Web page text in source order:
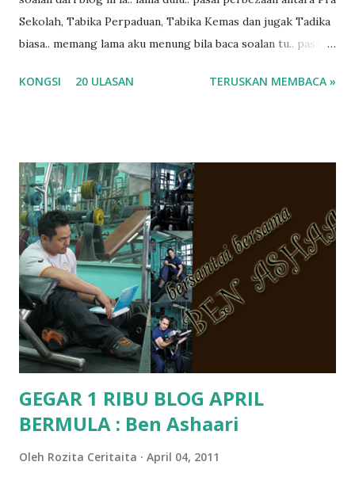
Sekolah, Tabika Perpaduan, Tabika Kemas dan jugak Tadika
biasa.. memang lama aku menung bila baca soalan tu.. pasal
ko.. masa tu aku baru je ada anak sorang dan aku hentam je
tanya sapa-sapa pun masa tu.. bila fikir-fikirkan balik terasa
jugak masa alahai teruknya kami sebagai ibubapa.. dan kami
terasa jugak semakin teruk bila abg long dah masuk 2 tahun
kat salah satu tadika swasta ni.. tapi nampaknya kenal huruf
pun tak tau.. pengsan aku bila ingat balik.. aku mula fikir
mungkin sebab abg long sendiri jenis budak yang ada
masalah dyslexia.. tapi minor la.. nanti la aku cerita pasal
dyslexia tu.. lepas tu kami buat keputusan pu...
KONGSI 20 ULASAN TERUSKAN MEMBACA »
GEGAR 1 RIBU BLOG APRIL
BERMULA : Ben Ashaari
Oleh Rozita Ceritaita April 04, 2011